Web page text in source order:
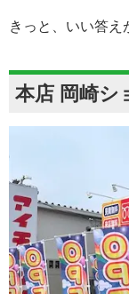
きっと、いい答え
本店 岡崎シ